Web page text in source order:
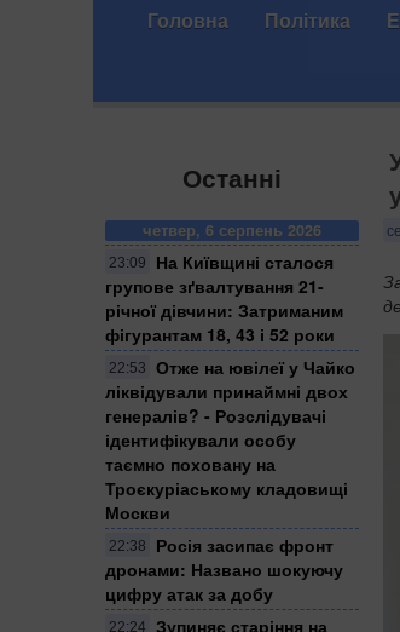
Головна Політика
Останні
четвер, 6 серпень 2026
23:09
На Київщині сталося
групове зґвалтування 21-
річної дівчини: Затриманим
фігурантам 18, 43 і 52 роки
22:53
Отже на ювілеї у Чайко
ліквідували принаймні двох
генералів? - Розслідувачі
ідентифікували особу
таємно поховану на
Троєкуріаському кладовищі
Москви
22:38
Росія засипає фронт
дронами: Названо шокуючу
цифру атак за добу
22:24
Зупиняє старіння на